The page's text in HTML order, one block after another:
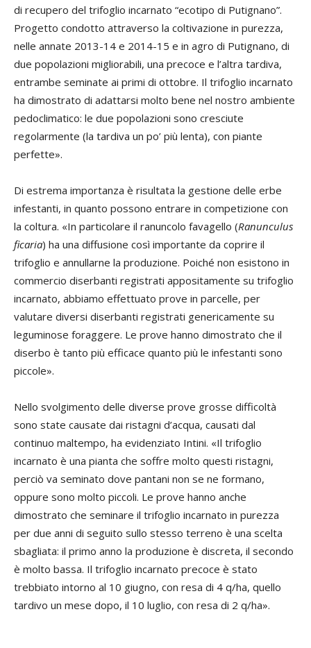
di recupero del trifoglio incarnato “ecotipo di Putignano”.
Progetto condotto attraverso la coltivazione in purezza,
nelle annate 2013-14 e 2014-15 e in agro di Putignano, di
due popolazioni migliorabili, una precoce e l’altra tardiva,
entrambe seminate ai primi di ottobre. Il trifoglio incarnato
ha dimostrato di adattarsi molto bene nel nostro ambiente
pedoclimatico: le due popolazioni sono cresciute
regolarmente (la tardiva un po’ più lenta), con piante
perfette».
Di estrema importanza è risultata la gestione delle erbe
infestanti, in quanto possono entrare in competizione con
la coltura. «In particolare il ranuncolo favagello (Ranunculus
ficaria) ha una diffusione così importante da coprire il
trifoglio e annullarne la produzione. Poiché non esistono in
commercio diserbanti registrati appositamente su trifoglio
incarnato, abbiamo effettuato prove in parcelle, per
valutare diversi diserbanti registrati genericamente su
leguminose foraggere. Le prove hanno dimostrato che il
diserbo è tanto più efficace quanto più le infestanti sono
piccole».
Nello svolgimento delle diverse prove grosse difficoltà
sono state causate dai ristagni d’acqua, causati dal
continuo maltempo, ha evidenziato Intini. «Il trifoglio
incarnato è una pianta che soffre molto questi ristagni,
perciò va seminato dove pantani non se ne formano,
oppure sono molto piccoli. Le prove hanno anche
dimostrato che seminare il trifoglio incarnato in purezza
per due anni di seguito sullo stesso terreno è una scelta
sbagliata: il primo anno la produzione è discreta, il secondo
è molto bassa. Il trifoglio incarnato precoce è stato
trebbiato intorno al 10 giugno, con resa di 4 q/ha, quello
tardivo un mese dopo, il 10 luglio, con resa di 2 q/ha».